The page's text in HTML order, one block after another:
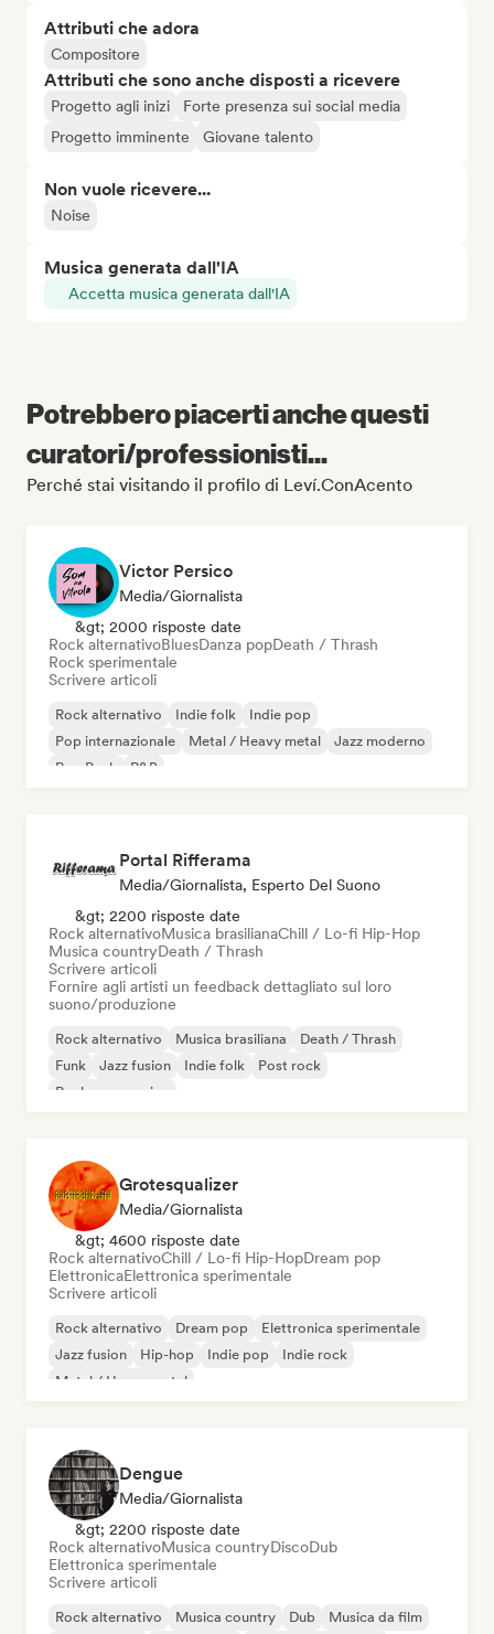
Attributi che adora
Compositore
Attributi che sono anche disposti a ricevere
Progetto agli inizi
Forte presenza sui social media
Progetto imminente
Giovane talento
Non vuole ricevere...
Noise
Musica generata dall'IA
Accetta musica generata dall'IA
Potrebbero piacerti anche questi
curatori/professionisti...
Perché stai visitando il profilo di Leví.ConAcento
Victor Persico
Media/Giornalista
&gt; 2000 risposte date
Rock alternativoBluesDanza popDeath / Thrash
Rock sperimentale
Scrivere articoli
Rock alternativo Indie folk
Indie pop
Pop internazionale
Metal / Heavy metal
Jazz moderno
Pop Punk
R&B
Portal Rifferama
Media/Giornalista, Esperto Del Suono
&gt; 2200 risposte date
Rock alternativoMusica brasilianaChill / Lo-fi Hip-Hop
Musica countryDeath / Thrash
Scrivere articoli
Fornire agli artisti un feedback dettagliato sul loro
suono/produzione
Rock alternativo Musica brasiliana
Death / Thrash
Funk
Jazz fusion Indie folk
Post rock
Rock progressivo
Grotesqualizer
Media/Giornalista
&gt; 4600 risposte date
Rock alternativoChill / Lo-fi Hip-HopDream pop
ElettronicaElettronica sperimentale
Scrivere articoli
Rock alternativo Dream pop
Elettronica sperimentale
Jazz fusion
Hip-hop Indie pop
Indie rock
Metal / Heavy metal
Dengue
Media/Giornalista
&gt; 2200 risposte date
Rock alternativoMusica countryDiscoDub
Elettronica sperimentale
Scrivere articoli
Rock alternativo Musica country Dub
Musica da film